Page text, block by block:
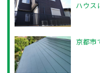
ハウス
京都市